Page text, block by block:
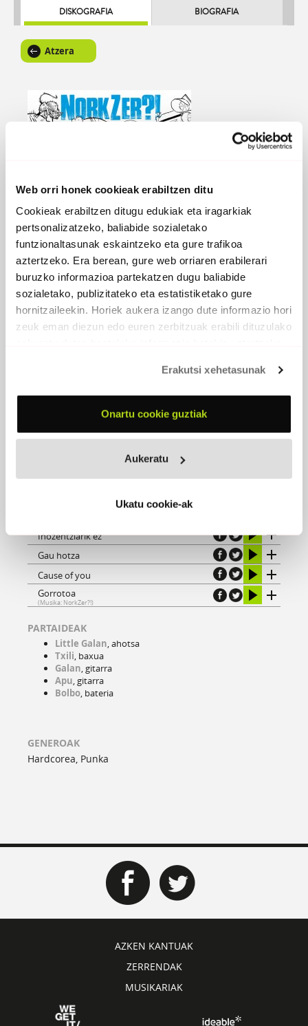
Web orri honek cookieak erabiltzen ditu
Cookieak erabiltzen ditugu edukiak eta iragarkiak
pertsonalizatzeko, baliabide sozialetako
funtzionaltasunak eskaintzeko eta gure trafikoa
aztertzeko. Era berean, gure web orriaren erabilerari
buruzko informazioa partekatzen dugu baliabide
sozialetako, publizitateko eta estatistiketako gure
hornitzaileekin. Horiek aukera izango dute informazio hori
zeuk eman diezun edo euren zerbitzuak erabili dituzulako
Erakutsi xehetasunak
Onartu cookie guztiak
Aukeratu
Ukatu cookie-ak
DISKOGRAFIA BIOGRAFIA
Atzera
NORKZER?!
Intro
Fight
Gogor beti
Inozentziarik ez
Gau hotza
Cause of you
Gorrotoa
(Musika: NorkZer?!)
PARTAIDEAK
Little Galan, ahotsa
Txili, baxua
Galan, gitarra
Apu, gitarra
Bolbo, bateria
GENEROAK
Hardcorea, Punka
AZKEN KANTUAK
ZERRENDAK
MUSIKARIAK